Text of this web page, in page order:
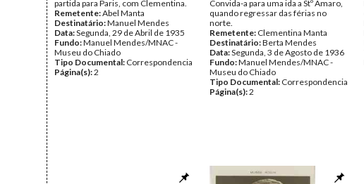
partida para Paris, com Clementina.
Remetente:Abel Manta
Destinatário:Manuel Mendes
Data:Segunda, 29 de Abril de 1935
Fundo:Manuel Mendes/MNAC -
Museu do Chiado
Tipo Documental: Correspondencia
Página(s):2
Convida-a para uma ida a Stº Amaro,
quando regressar das férias no
norte.
Remetente: Clementina Manta
Destinatário:Berta Mendes
Data:Segunda, 3 de Agosto de 1936
Fundo:Manuel Mendes/MNAC -
Museu do Chiado
Tipo Documental: Correspondencia
Página(s):2